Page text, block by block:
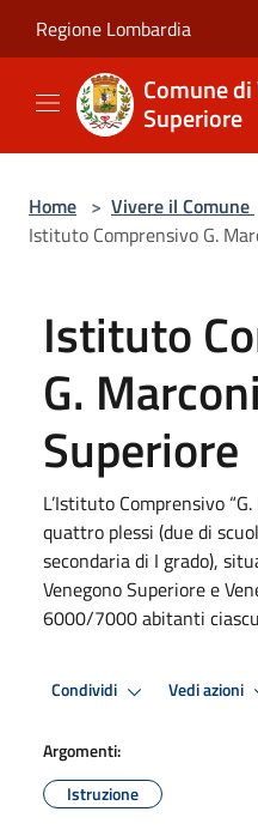
Regione Lombardia
Comune
Superiore
Home > Vivere il Comune
Istituto Comprensivo G.
Istituto
G.
Superiore
L’Istituto Comprensivo
quattro plessi (due di
secondaria di I grado),
Venegono Superiore e
6000/7000 abitanti
Condividi Vedi azioni
Argomenti:
Istruzione